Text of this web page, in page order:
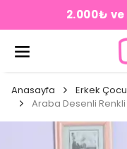
2.000₺
Anasayfa Erkek
Araba Desenli Renkli